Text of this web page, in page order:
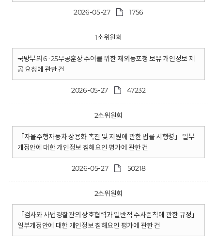
2026-05-27 1756
1소위원회
국방부의 6·25무공훈장 수여를 위한 재외동포청 보유 개인정보 제
공 요청에 관한 건
2026-05-27 47232
2소위원회
「자율주행자동차 상용화 촉진 및 지원에 관한 법률 시행령」 일부
개정안에 대한 개인정보 침해요인 평가에 관한 건
2026-05-27 50218
2소위원회
「검사와 사법경찰관의 상호협력과 일반적 수사준칙에 관한 규정」
일부개정안에 대한 개인정보 침해요인 평가에 관한 건